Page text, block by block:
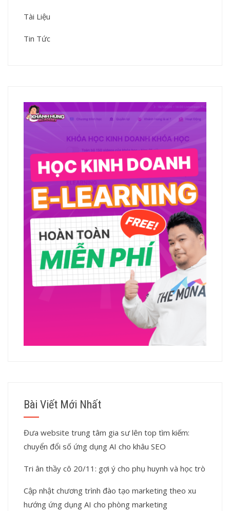
Tài Liệu
Tin Tức
Bài Viết Mới Nhất
Đưa website trung tâm gia sư lên top tìm kiếm:
chuyển đổi số ứng dụng AI cho khâu SEO
Tri ân thầy cô 20/11: gợi ý cho phụ huynh và học trò
Cập nhật chương trình đào tạo marketing theo xu
hướng ứng dụng AI cho phòng marketing